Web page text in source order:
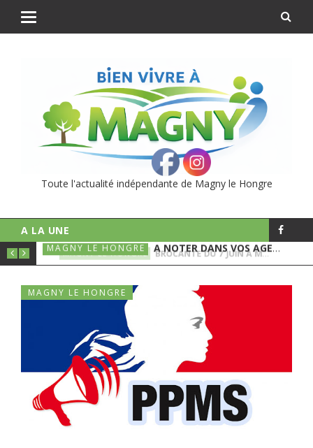
Toute l'actualité indépendante de Magny le Hongre
A LA UNE
MAGNY LE HONGRE A NOTER DANS VOS AGENDAS
MAGNY LE HONGRE